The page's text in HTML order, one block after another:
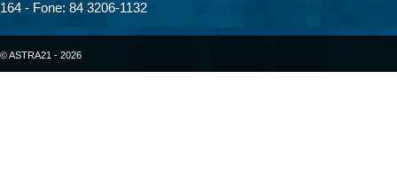
164 - Fone: 84 3206-1132
© ASTRA21 - 2026